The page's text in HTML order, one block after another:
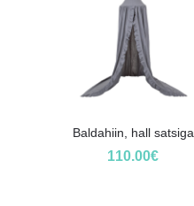
Baldahiin, hall satsiga
110.00€